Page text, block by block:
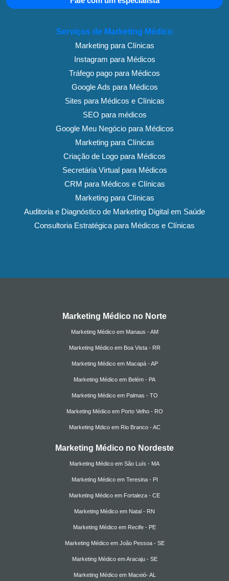
Serviços de Marketing Médico
Marketing para Clínicas
Instagram para Médicos
Tráfego pago para Médicos
Google Ads para Médicos
Sites para Médicos e Clínicas
SEO para médicos
Google Meu Negócio para Médicos
Marketing para Clínicas
Criação de Logo para Médicos
Secretária Virtual para Médicos
CRM para Médicos e Clínicas
Marketing para Clínicas
Auditoria e Diagnóstico de Marketing Digital em Saúde
Consultoria Estratégica para Médicos e Clínicas
Marketing Médico no Norte
Marketing Médico em Manaus - AM
Marketing Médico em Boa Vista - RR
Marketing Médico em Macapá - AP
Marketing Médico em Belém - PA
Marketing Médico em Palmas - TO
Marketing Médico em Porto Velho - RO
Marketing Mdico em Rio Branco - AC
Marketing Médico no Nordeste
Marketing Médico em São Luís - MA
Marketing Médico em Teresina - PI
Marketing Médico em Fortaleza - CE
Marketing Médico em Natal - RN
Marketing Médico em Recife - PE
Marketing Médico em João Pessoa - SE
Marketing Médico em Aracaju - SE
Marketing Médico em Maceió- AL